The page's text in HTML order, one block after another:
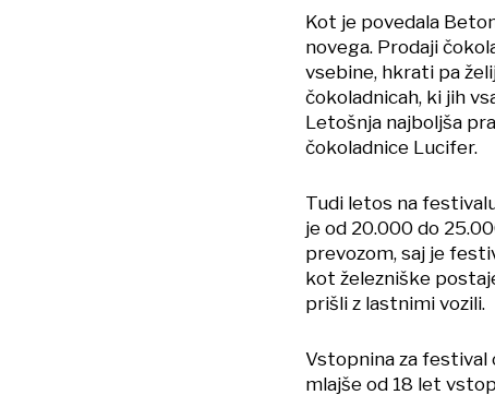
Kot je povedala
novega. Prodaji
vsebine, hkrati pa
čokoladnicah, ki jih
Letošnja najboljša
čokoladnice Lucifer.
Tudi letos na
je od 20.000 do
prevozom, saj je
kot železniške
prišli z lastnimi vozili.
Vstopnina za festival
mlajše od 18 let